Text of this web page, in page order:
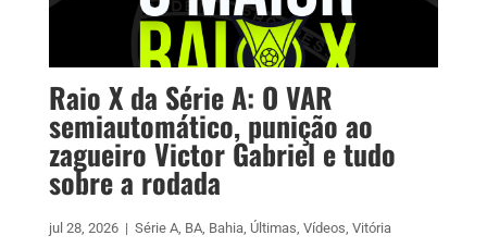
Raio X da Série A: O VAR
semiautomático, punição ao
zagueiro Victor Gabriel e tudo
sobre a rodada
jul 28, 2026 | Série A, BA, Bahia, Últimas, Vídeos, Vitória